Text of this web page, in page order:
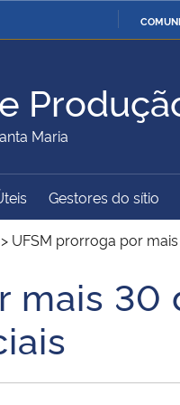
Ministério da Defesa
Ministério da Cidadania
Ministério do
Desenvolvimento Regional
Advocacia-Geral da União
Maria
Gestores do sítio
> UFSM prorroga por
mais 30